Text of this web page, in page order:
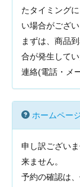
たタイミング
い場合がござい
まずは、商品
合が発生して
連絡(電話・メ
ホームペー
申し訳ござい
来ません。
予約の確認は